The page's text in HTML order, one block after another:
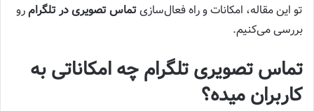
تو این مقاله، امکانات و راه فعال‌سازیتماس تصویری در تلگرامرو
بررسی می‌کنیم.
تماس تصویری تلگرام چه امکاناتی به
کاربران میده؟